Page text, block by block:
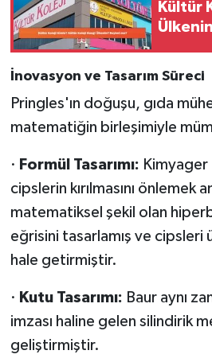
Kültür
İnovasyon ve Tasarım Süreci
Pringles'ın doğuşu, gıda
matematiğin birleşimiyle
· Formül Tasarımı: Kimyager
cipslerin kırılmasını önlemek
matematiksel şekil olan
eğrisini tasarlamış ve
hale getirmiştir.
· Kutu Tasarımı: Baur aynı
imzası haline gelen silindirik
geliştirmiştir.